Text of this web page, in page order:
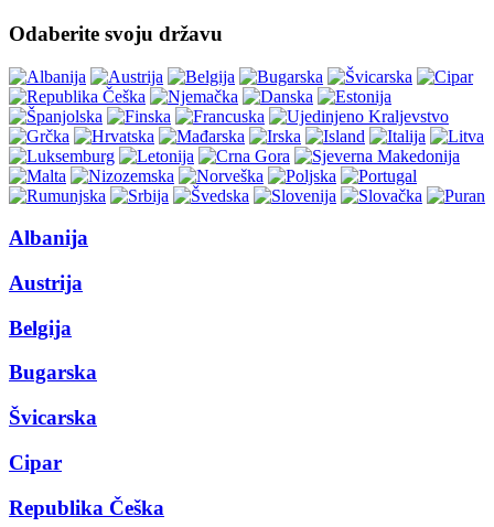
Odaberite svoju državu
Albanija
Austrija
Belgija
Bugarska
Švicarska
Cipar
Republika Češka